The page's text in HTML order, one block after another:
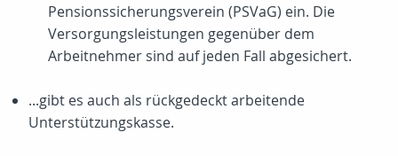
Pensionssicherungsverein (PSVaG) ein. Die
Versorgungsleistungen gegenüber dem
Arbeitnehmer sind auf jeden Fall abgesichert.
...gibt es auch als rückgedeckt arbeitende
Unterstützungskasse.